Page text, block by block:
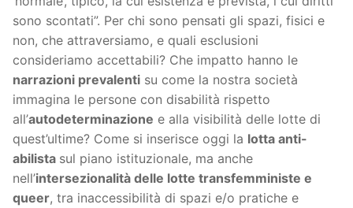
sono scontati”. Per chi sono pensati gli spazi, fisici e
non, che attraversiamo, e quali esclusioni
consideriamo accettabili? Che impatto hanno le
narrazioni prevalenti su come la nostra società
immagina le persone con disabilità rispetto
all’autodeterminazione e alla visibilità delle lotte di
quest’ultime? Come si inserisce oggi la lotta anti-
abilista sul piano istituzionale, ma anche
nell’intersezionalità delle lotte transfemministe e
queer, tra inaccessibilità di spazi e/o pratiche e